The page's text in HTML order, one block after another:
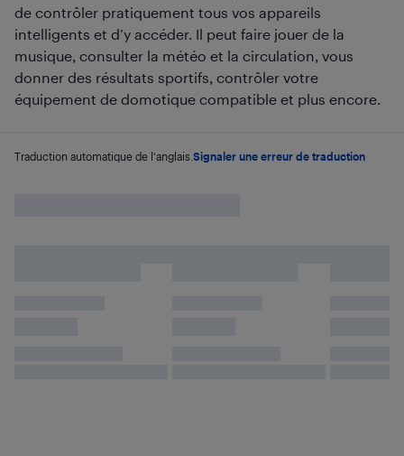
de contrôler pratiquement tous vos appareils
intelligents et d’y accéder. Il peut faire jouer de la
musique, consulter la météo et la circulation, vous
donner des résultats sportifs, contrôler votre
équipement de domotique compatible et plus encore.
Traduction automatique de l'anglais. Signaler une erreur de traduction